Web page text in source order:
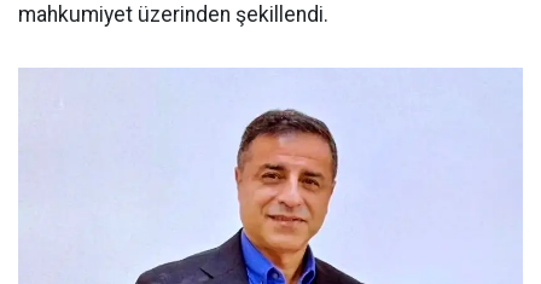
mahkumiyet üzerinden şekillendi.